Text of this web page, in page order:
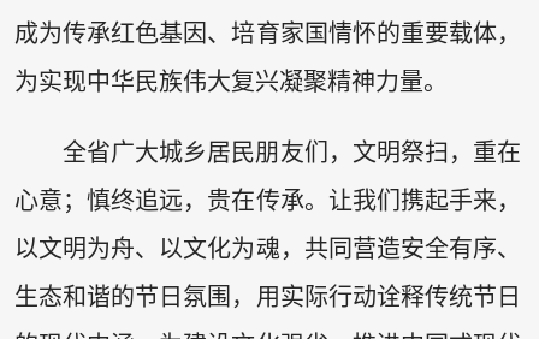
成为传承红色基因、培育家国情怀的重要载体，
为实现中华民族伟大复兴凝聚精神力量。
全省广大城乡居民朋友们，文明祭扫，重在
心意；慎终追远，贵在传承。让我们携起手来，
以文明为舟、以文化为魂，共同营造安全有序、
生态和谐的节日氛围，用实际行动诠释传统节日